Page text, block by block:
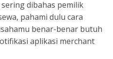
dibahas pemilik
pahami dulu cara
benar-benar butuh
aplikasi merchant